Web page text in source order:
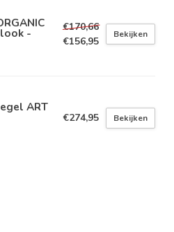
-
€170,66
€156,95
Bekijken
ART
€274,95 Bekijken